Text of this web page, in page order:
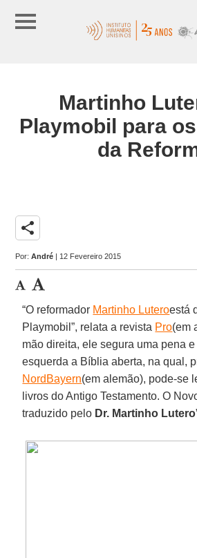
Martinho
Playmobil para
da
share
Por:André | 12 Fevereiro 2015
“O reformador Martinho Luteroestá
Playmobil”, relata a revista Pro(em
mão direita, ele segura uma pena
esquerda a Bíblia aberta, na qual,
NordBayern(em alemão), pode-se
livros do Antigo Testamento. O
traduzido pelo Dr. Martinho Lutero